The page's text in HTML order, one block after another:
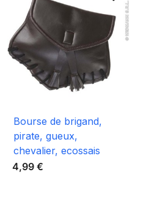
Bourse de brigand,
pirate, gueux,
chevalier, ecossais
4,99 €